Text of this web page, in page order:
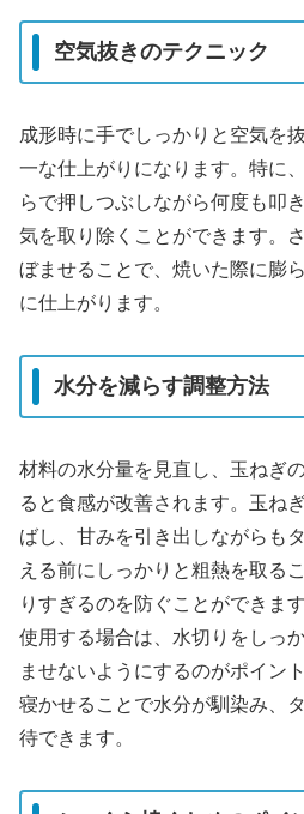
空気抜きのテクニック
成形時に手でしっかりと空気を
一な仕上がりになります。特に
らで押しつぶしながら何度も叩
気を取り除くことができます。
ぼませることで、焼いた際に膨
に仕上がります。
水分を減らす調整方法
材料の水分量を見直し、玉ねぎ
ると食感が改善されます。玉ね
ばし、甘みを引き出しながらも
える前にしっかりと粗熱を取る
りすぎるのを防ぐことができま
使用する場合は、水切りをしっ
ませないようにするのがポイン
寝かせることで水分が馴染み、
待できます。